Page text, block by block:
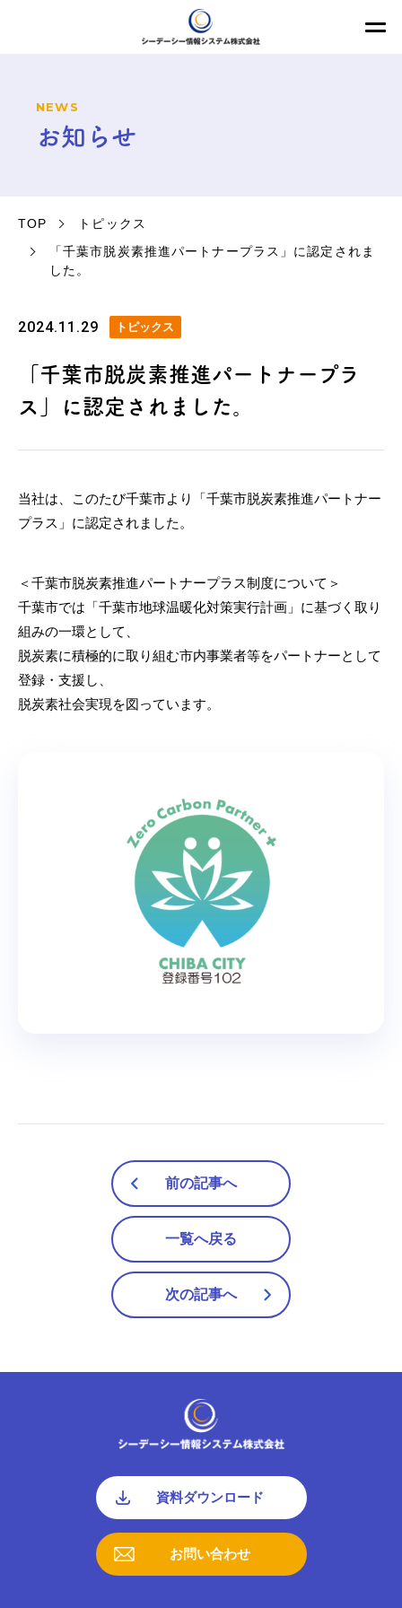
NEWS
お知らせ
TOP
トピックス
「千葉市脱炭素推進パートナープラス」に認定されま
した。
2024.11.29 トピックス
「千葉市脱炭素推進パートナープラ
ス」に認定されました。
当社は、このたび千葉市より「千葉市脱炭素推進パートナー
プラス」に認定されました。
＜千葉市脱炭素推進パートナープラス制度について＞
千葉市では「千葉市地球温暖化対策実行計画」に基づく取り
組みの一環として、
脱炭素に積極的に取り組む市内事業者等をパートナーとして
登録・支援し、
脱炭素社会実現を図っています。
前の記事へ
一覧へ戻る
次の記事へ
資料ダウンロード
お問い合わせ